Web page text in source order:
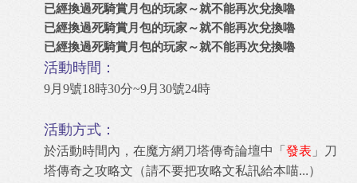
已經換過死騎賞月包的玩家～就不能再次兌換嚕
已經換過死騎賞月包的玩家～就不能再次兌換嚕
已經換過死騎賞月包的玩家～就不能再次兌換嚕
活動時間：
9月9號18時30分~9月30號24時
活動方式：
於活動時間內，在魔方網 刀塔傳奇論壇中「 發表 」刀
塔傳奇之攻略文（請不要把攻略文私訊給本喵...）